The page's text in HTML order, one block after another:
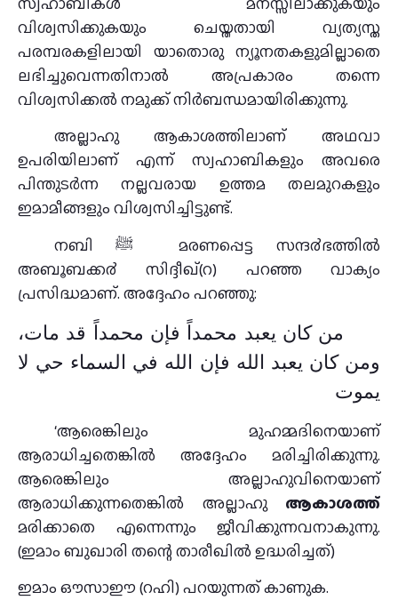
വിശ്വസിക്കുകയും ചെയ്തതായി വ്യത്യസ്ത
പരമ്പരകളിലായി യാതൊരു ന്യൂനതകളുമില്ലാതെ
ലഭിച്ചുവെന്നതിനാൽ അപ്രകാരം തന്നെ
വിശ്വസിക്കൽ നമുക്ക്‌ നിർബന്ധമായിരിക്കുന്നു.
അല്ലാഹു ആകാശത്തിലാണ് അഥവാ
ഉപരിയിലാണ് എന്ന് സ്വഹാബികളും അവരെ
പിന്തുടർന്ന നല്ലവരായ ഉത്തമ തലമുറകളും
ഇമാമീങ്ങളും വിശ്വസിച്ചിട്ടുണ്ട്.
നബി ﷺ മരണപ്പെട്ട സന്ദ൪ഭത്തില്‍
അബൂബക്ക൪ സിദ്ദീഖ്(റ) പറഞ്ഞ വാക്യം
പ്രസിദ്ധമാണ്. അദ്ദേഹം പറഞ്ഞു:
من كان يعبد محمداً فإن محمداً قد مات،
ومن كان يعبد الله فإن الله في السماء حي لا
يموت
‘ആരെങ്കിലും മുഹമ്മദിനെയാണ്
ആരാധിച്ചതെങ്കില്‍ അദ്ദേഹം മരിച്ചിരിക്കുന്നു.
ആരെങ്കിലും അല്ലാഹുവിനെയാണ്
ആരാധിക്കുന്നതെങ്കില്‍ അല്ലാഹു ആകാശത്ത്
മരിക്കാതെ എന്നെന്നും ജീവിക്കുന്നവനാകുന്നു.
(ഇമാം ബുഖാരി തന്റെ താരീഖിൽ ഉദ്ധരിച്ചത്)
ഇമാം ഔസാഈ (റഹി) പറയുന്നത്‌ കാണുക.